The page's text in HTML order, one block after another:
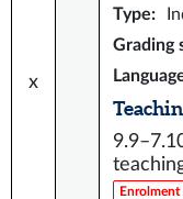
x
Type:
Grading
Enrolment